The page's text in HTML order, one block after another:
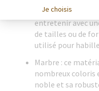
Céramique : de
entretenir avec
de tailles ou de
utilisé pour
Marbre : ce
nombreux coloris
noble et sa
Je choisis